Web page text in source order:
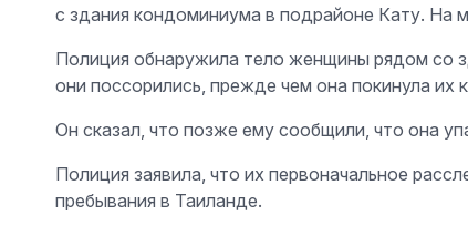
с здания кондоминиума в подрайоне Кату. На
Полиция обнаружила тело женщины рядом со
они поссорились, прежде чем она покинула их
Он сказал, что позже ему сообщили, что она
Полиция заявила, что их первоначальное
пребывания в Таиланде.